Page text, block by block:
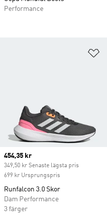
Current price
454,35 kr
349,50 kr Senaste lägsta pris
699 kr Ursprungspris
Runfalcon 3.0 Skor
Dam Performance
3 färger
Performance